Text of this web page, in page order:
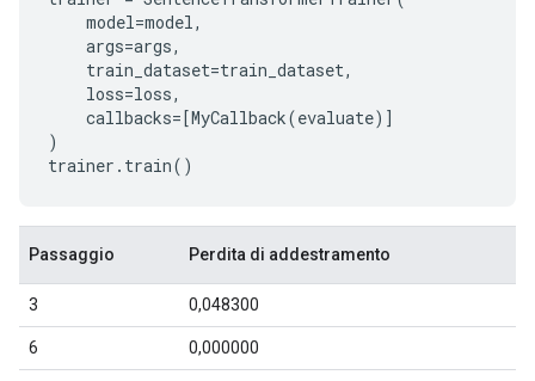
model=model,
args=args,
train_dataset=train_dataset,
loss=loss,
callbacks=[MyCallback(evaluate)]
)
trainer . train()